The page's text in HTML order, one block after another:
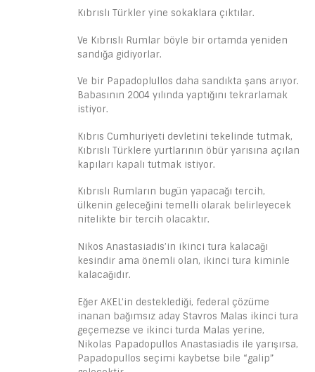
Kıbrıslı Türkler yine sokaklara çıktılar.
Ve Kıbrıslı Rumlar böyle bir ortamda yeniden
sandığa gidiyorlar.
Ve bir Papadoplullos daha sandıkta şans arıyor.
Babasının 2004 yılında yaptığını tekrarlamak
istiyor.
Kıbrıs Cumhuriyeti devletini tekelinde tutmak,
Kıbrıslı Türklere yurtlarının öbür yarısına açılan
kapıları kapalı tutmak istiyor.
Kıbrıslı Rumların bugün yapacağı tercih,
ülkenin geleceğini temelli olarak belirleyecek
nitelikte bir tercih olacaktır.
Nikos Anastasiadis’in ikinci tura kalacağı
kesindir ama önemli olan, ikinci tura kiminle
kalacağıdır.
Eğer AKEL’in desteklediği, federal çözüme
inanan bağımsız aday Stavros Malas ikinci tura
geçemezse ve ikinci turda Malas yerine,
Nikolas Papadopullos Anastasiadis ile yarışırsa,
Papadopullos seçimi kaybetse bile “galip”